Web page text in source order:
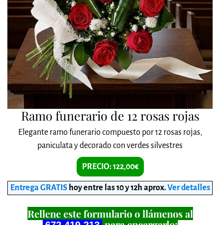
Ramo funerario de 12 rosas rojas
Elegante ramo funerario compuesto por 12 rosas rojas,
paniculata y decorado con verdes silvestres
PRECIO: 122,00€
Entrega GRATIS hoy entre las 10 y 12h aprox.Ver detalles
Rellene este formulario o llámenos al